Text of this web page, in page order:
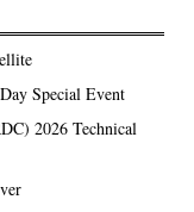
Special Event
2026 Technical